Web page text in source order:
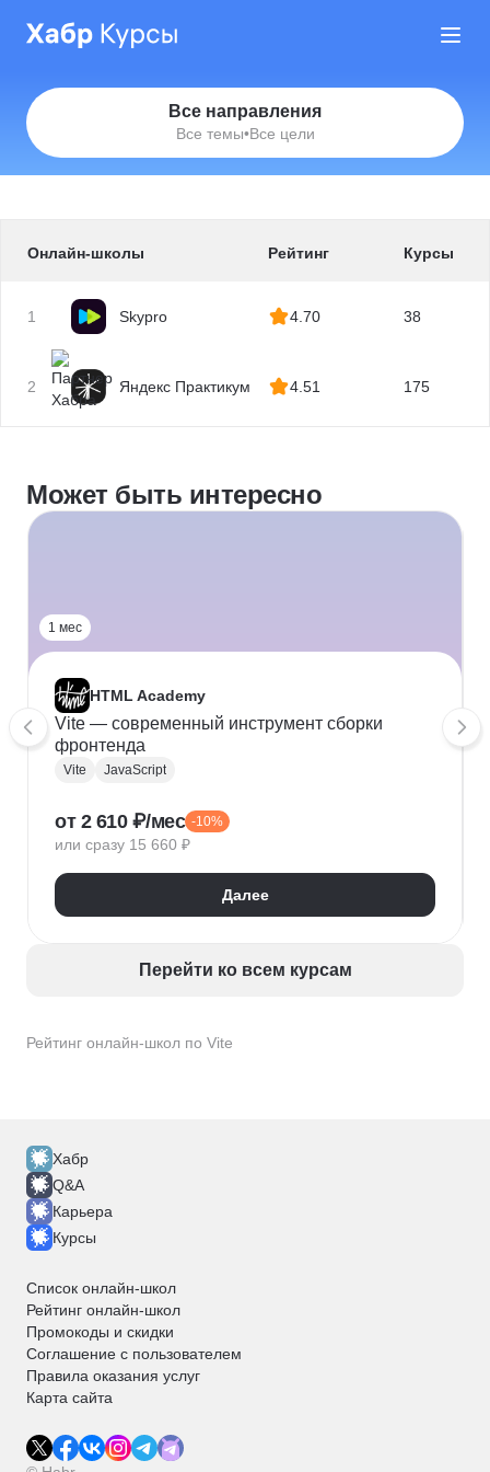
Все направления
Все темы•Все цели
Рейтинг онлайн-школ по Vite
Онлайн-школы Рейтинг Курсы
1 Skypro 4.70 38
2 Яндекс Практикум 4.51 175
Может быть интересно
1 мес
HTML Academy
Vite — современный инструмент сборки
фронтенда
Vite JavaScript
от 2 610 ₽/мес -10%
или сразу 15 660 ₽
Далее
Перейти ко всем курсам
Хабр
Q&A
Карьера
Курсы
Список онлайн-школ
Рейтинг онлайн-школ
Промокоды и скидки
Соглашение с пользователем
Правила оказания услуг
Карта сайта